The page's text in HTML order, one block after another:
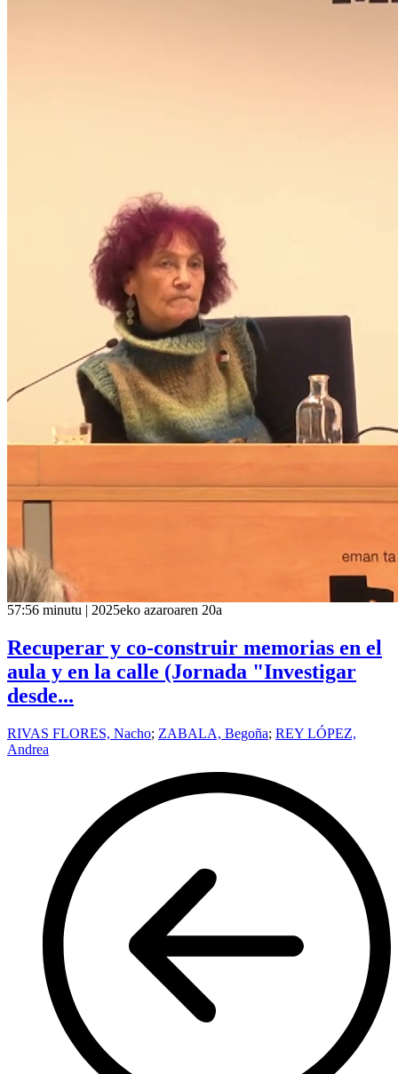
57:56 minutu | 2025eko azaroaren 20a
Recuperar y co-construir memorias en el
aula y en la calle (Jornada "Investigar
desde...
RIVAS FLORES, Nacho; ZABALA, Begoña; REY LÓPEZ,
Andrea